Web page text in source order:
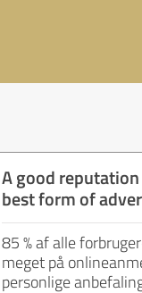
A good
best form of
85 % af alle
meget på
personlige